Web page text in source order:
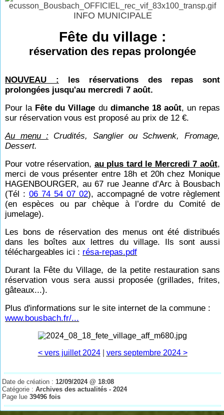
INFO MUNICIPALE
Fête du village :
réservation des repas prolongée
NOUVEAU : les réservations des repas sont
prolongées jusqu'au mercredi 7 août.
Pour la Fête du Village du dimanche 18 août, un repas
sur réservation vous est proposé au prix de 12 €.
Au menu : Crudités, Sanglier ou Schwenk, Fromage,
Dessert.
Pour votre réservation, au plus tard le Mercredi 7 août,
merci de vous présenter entre 18h et 20h chez Monique
HAGENBOURGER, au 67 rue Jeanne d’Arc à Bousbach
(Tél :06 74 54 07 02), accompagné de votre règlement
(en espèces ou par chèque à l’ordre du Comité de
jumelage).
Les bons de réservation des menus ont été distribués
dans les boîtes aux lettres du village. Ils sont aussi
téléchargeables ici : résa-repas.pdf
Durant la Fête du Village, de la petite restauration sans
réservation vous sera aussi proposée (grillades, frites,
gâteaux...).
Plus d'informations sur le site internet de la commune :
www.bousbach.fr/...
< vers juillet 2024| vers septembre 2024 >
Date de création :12/09/2024 @ 18:08
Catégorie :Archives des actualités - 2024
Page lue39496 fois